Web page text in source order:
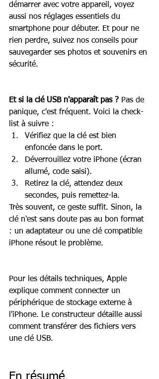
démarrer avec votre appareil, voyez
aussi nos réglages essentiels du
smartphone pour débuter. Et pour ne
rien perdre, suivez nos conseils pour
sauvegarder ses photos et souvenirs en
sécurité.
Et si la clé USB n'apparaît pas ? Pas de
panique, c'est fréquent. Voici la check-
list à suivre :
Vérifiez que la clé est bien
enfoncée dans le port.
Déverrouillez votre iPhone (écran
allumé, code saisi).
Retirez la clé, attendez deux
secondes, puis remettez-la.
Très souvent, ce geste suffit. Sinon, la
clé n'est sans doute pas au bon format
: un adaptateur ou une clé compatible
iPhone résout le problème.
Pour les détails techniques, Apple
explique comment connecter un
périphérique de stockage externe à
l'iPhone. Le constructeur détaille aussi
comment transférer des fichiers vers
une clé USB.
En résumé